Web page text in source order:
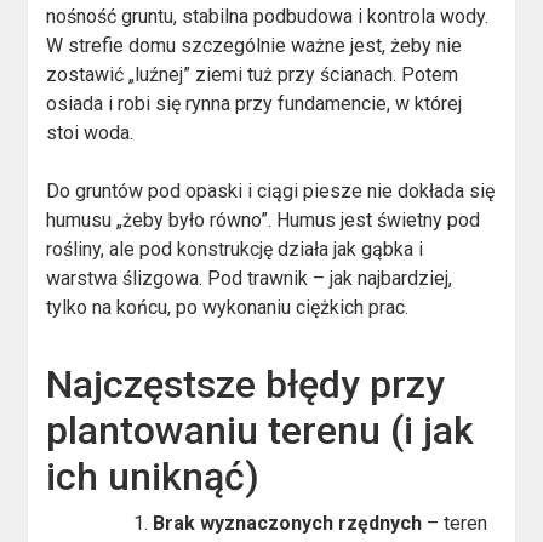
nośność gruntu, stabilna podbudowa i kontrola wody.
W strefie domu szczególnie ważne jest, żeby nie
zostawić „luźnej” ziemi tuż przy ścianach. Potem
osiada i robi się rynna przy fundamencie, w której
stoi woda.
Do gruntów pod opaski i ciągi piesze nie dokłada się
humusu „żeby było równo”. Humus jest świetny pod
rośliny, ale pod konstrukcję działa jak gąbka i
warstwa ślizgowa. Pod trawnik – jak najbardziej,
tylko na końcu, po wykonaniu ciężkich prac.
Najczęstsze błędy przy
plantowaniu terenu (i jak
ich uniknąć)
Brak wyznaczonych rzędnych – teren